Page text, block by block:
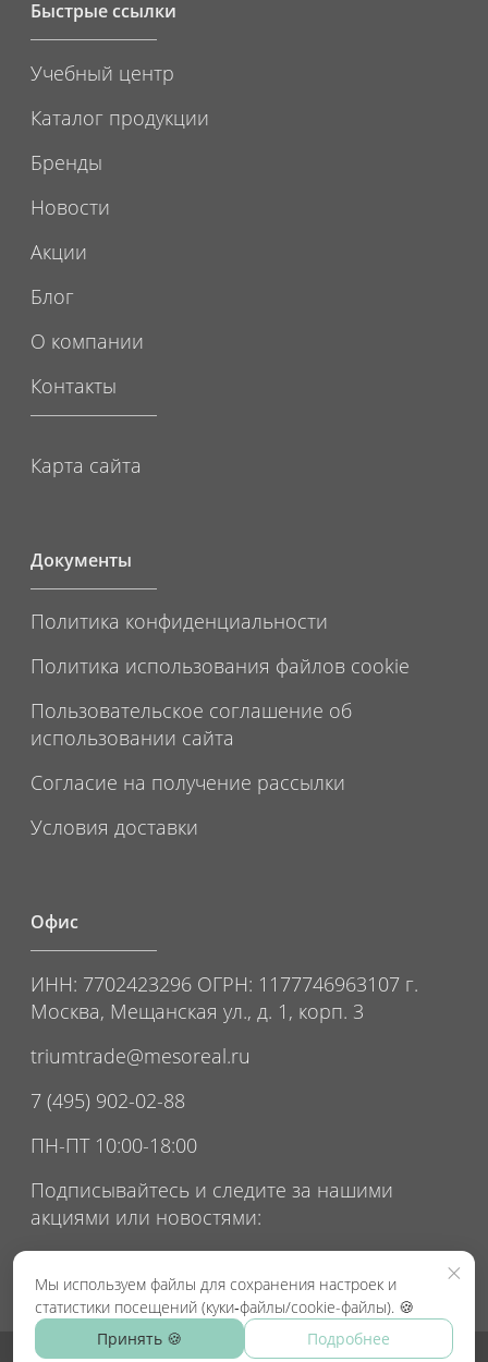
×
Мы используем файлы для сохранения настроек и
статистики посещений (куки‑файлы/cookie-файлы). 🍪
Принять 🍪
Подробнее
Быстрые ссылки
Учебный центр
Каталог продукции
Бренды
Новости
Акции
Блог
О компании
Контакты
Карта сайта
Документы
Политика конфиденциальности
Политика использования файлов cookie
Пользовательское соглашение об
использовании сайта
Согласие на получение рассылки
Условия доставки
Офис
ИНН: 7702423296 ОГРН: 1177746963107 г.
Москва, Мещанская ул., д. 1, корп. 3
triumtrade@mesoreal.ru
7 (495) 902-02-88
ПН-ПТ 10:00-18:00
Подписывайтесь и следите за нашими
акциями или новостями: